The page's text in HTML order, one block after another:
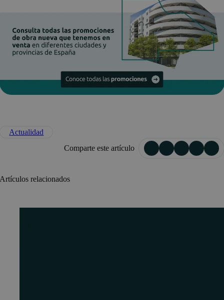
Actualidad
Comparte este artículo
Artículos relacionados